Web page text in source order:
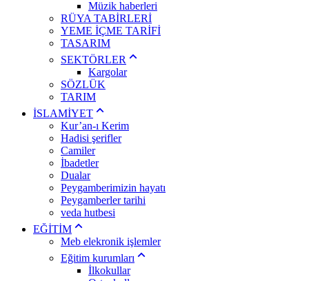
Müzik haberleri
RÜYA TABİRLERİ
YEME İÇME TARİFİ
TASARIM
SEKTÖRLER
Kargolar
SÖZLÜK
TARIM
İSLAMİYET
Kur’an-ı Kerim
Hadisi şerifler
Camiler
İbadetler
Dualar
Peygamberimizin hayatı
Peygamberler tarihi
veda hutbesi
EĞİTİM
Meb elekronik işlemler
Eğitim kurumları
İlkokullar